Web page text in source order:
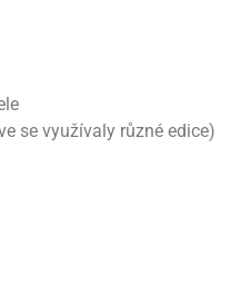
se využívaly různé edice)